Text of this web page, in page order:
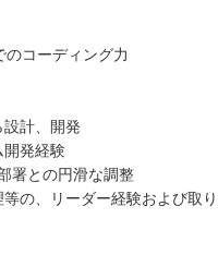
コーディング力
計、開発
開発経験
署との円滑な調整
の、リーダー経験および取